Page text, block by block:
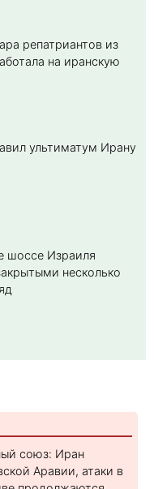
репатриантов из
на иранскую
ультиматум Ирану
шоссе Израиля
несколько
союз: Иран
Аравии, атаки в